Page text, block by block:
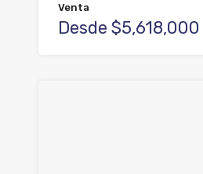
Venta
Desde $5,618,000